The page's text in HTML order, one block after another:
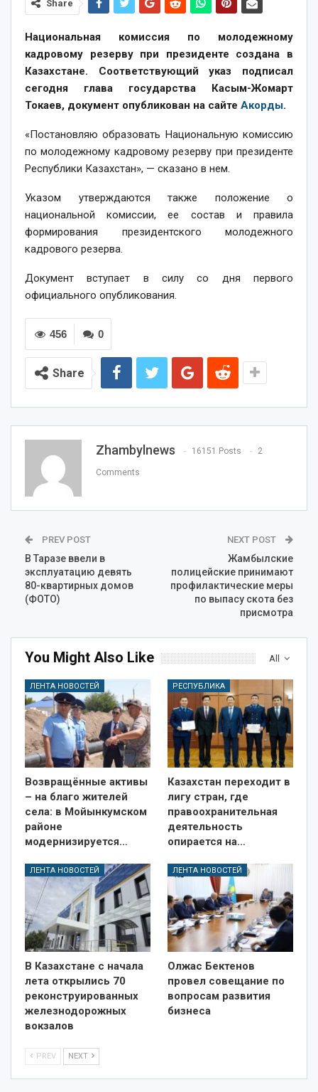
Share
Национальная комиссия по молодежному
кадровому резерву при президенте создана в
Казахстане. Соответствующий указ подписал
сегодня глава государства Касым-Жомарт
Токаев, документ опубликован на сайте Акорды.
«Постановляю образовать Национальную комиссию
по молодежному кадровому резерву при президенте
Республики Казахстан», — сказано в нем.
Указом утверждаются также положение о
национальной комиссии, ее состав и правила
формирования президентского молодежного
кадрового резерва.
Документ вступает в силу со дня первого
официального опубликования.
0
456
Share
Zhambylnews 16151 Posts 2
Comments
PREV POST
В Таразе ввели в
эксплуатацию девять
80-квартирных домов
(ФОТО)
NEXT POST
Жамбылские
полицейские принимают
профилактические меры
по выпасу скота без
присмотра
All
You Might Also Like
ЛЕНТА НОВОСТЕЙ
Возвращённые активы
– на благо жителей
села: в Мойынкумском
районе
модернизируется…
РЕСПУБЛИКА
Казахстан переходит в
лигу стран, где
правоохранительная
деятельность
опирается на…
ЛЕНТА НОВОСТЕЙ
В Казахстане с начала
лета открылись 70
реконструированных
железнодорожных
вокзалов
ЛЕНТА НОВОСТЕЙ
Олжас Бектенов
провел совещание по
вопросам развития
бизнеса
PREV NEXT